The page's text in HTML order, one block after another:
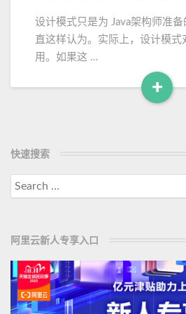
r
e
中
常
的
式
g
g
】
设计模式只是为 Java架构师准
直这样认为。实际上，设计模式
用。如果这 …
+
R
M
o
快速搜索
Search
for:
阿里云新人专享入口